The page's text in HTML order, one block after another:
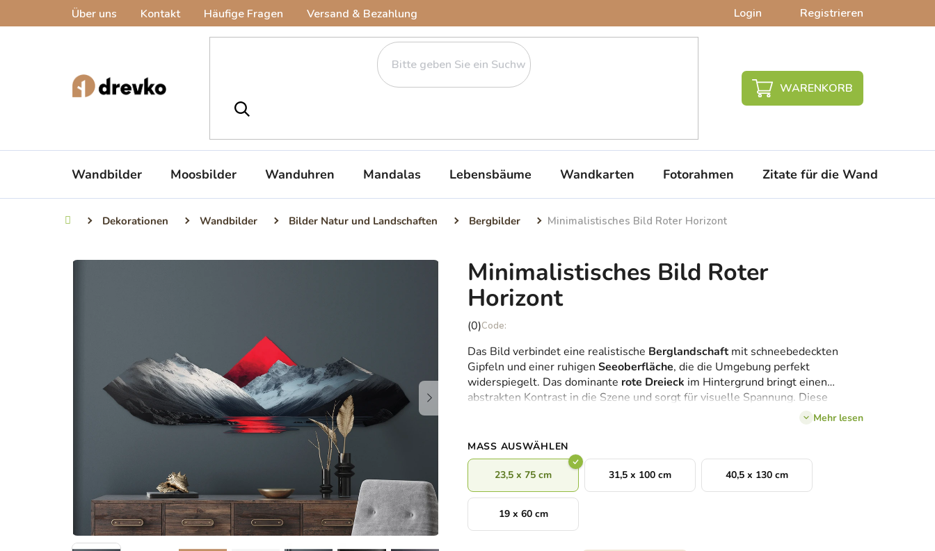
Über uns Kontakt Häufige Fragen Versand & Bezahlung Login Registrieren
WARENKORB
Wandbilder Moosbilder Wanduhren Mandalas Lebensbäume Wandkarten Fotorahmen Zitate für die Wand
StartseiteDekorationen Wandbilder Bilder Natur und Landschaften Bergbilder Minimalistisches Bild Roter Horizont
Minimalistisches Bild Roter
Horizont
Die
Produktbewertung
ist
0,0
von
(0)
Das Bild verbindet eine realistische Berglandschaftmit schneebedeckten
Gipfeln und einer ruhigen Seeoberfläche, die die Umgebung perfekt
widerspiegelt. Das dominante rote Dreieck im Hintergrund bringt einen
abstrakten Kontrast in die Szene und sorgt für visuelle Spannung. Diese
harmonische und zugleich
Mehr lesen
MASS AUSWÄHLEN
23,5 x 75 cm 31,5 x 100 cm 40,5 x 130 cm
19 x 60 cm